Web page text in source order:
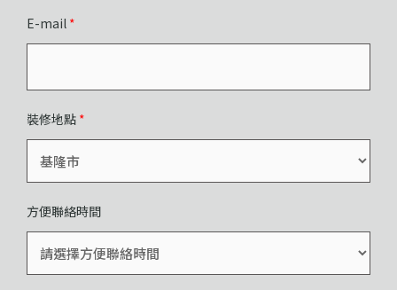
E-mail *
裝修地點 *
方便聯絡時間